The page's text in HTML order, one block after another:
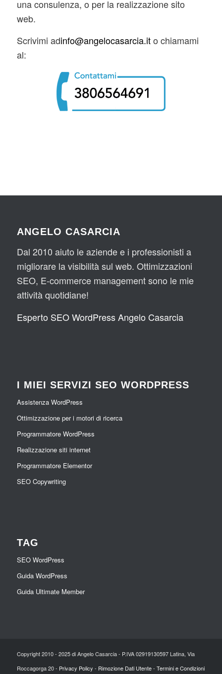
una consulenza, o per la realizzazione sito
web.
Scrivimi adinfo@angelocasarcia.ito chiamami
al:
ANGELO CASARCIA
Dal 2010 aiuto le aziende e i professionisti a
migliorare la visibilità sul web. Ottimizzazioni
SEO, E-commerce management sono le mie
attività quotidiane!
Esperto SEO WordPress Angelo Casarcia
I MIEI SERVIZI SEO WORDPRESS
Assistenza WordPress
Ottimizzazione per i motori di ricerca
Programmatore WordPress
Realizzazione siti internet
Programmatore Elementor
SEO Copywriting
TAG
SEO WordPress
Guida WordPress
Guida Ultimate Member
Copyright 2010 - 2025 di Angelo Casarcia - P.IVA 02919130597 Latina, Via
Roccagorga 20 - Privacy Policy - Rimozione Dati Utente- Termini e Condizioni